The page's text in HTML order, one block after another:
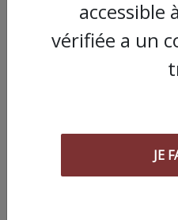
accessible
vérifiée a un
JE